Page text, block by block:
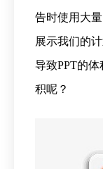
告时使用大
展示我们的
导致PPT的
积呢？